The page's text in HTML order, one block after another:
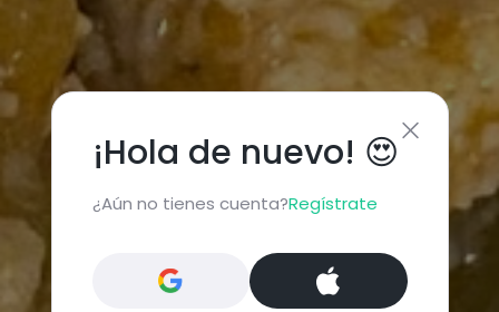
¡Hola de nuevo! 😍
¿Aún no tienes cuenta?Regístrate